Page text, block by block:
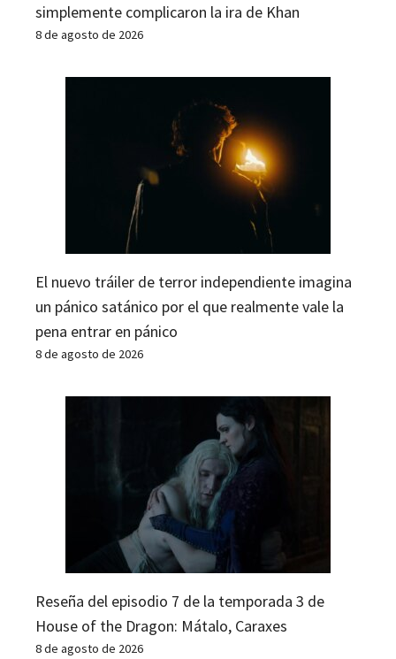
simplemente complicaron la ira de Khan
8 de agosto de 2026
El nuevo tráiler de terror independiente imagina
un pánico satánico por el que realmente vale la
pena entrar en pánico
8 de agosto de 2026
Reseña del episodio 7 de la temporada 3 de
House of the Dragon: Mátalo, Caraxes
8 de agosto de 2026